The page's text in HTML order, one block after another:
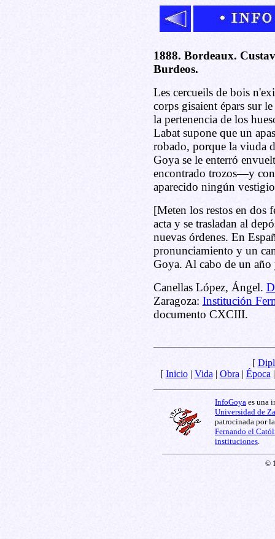
1888. Bordeaux.
Burdeos.
Les cercueils de bois
corps gisaient épars sur
la pertenencia de los
Labat supone que un
robado, porque la viuda
Goya se le enterró
encontrado trozos—y
aparecido ningún
[Meten los restos en dos
acta y se trasladan al
nuevas órdenes. En
pronunciamiento y un
Goya. Al cabo de un
Canellas López, Ángel.
Zaragoza: Institución
documento CXCIII.
[
[ Inicio| Vida | Obra | Época
InfoGoya es una
Universidad de
patrocinada por
Fernando el
instituciones
©